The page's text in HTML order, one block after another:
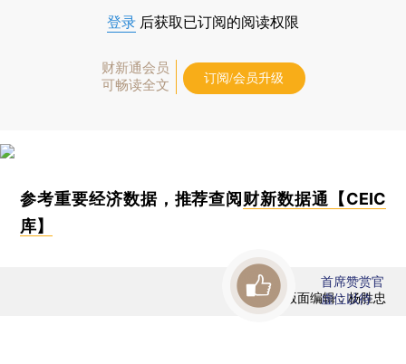
登录 后获取已订阅的阅读权限
财新通会员
可畅读全文
订阅/会员升级
参考重要经济数据，推荐查阅 财新数据通【CEIC
库】
版面编辑：杨胜忠
首席赞赏官
虚位以待